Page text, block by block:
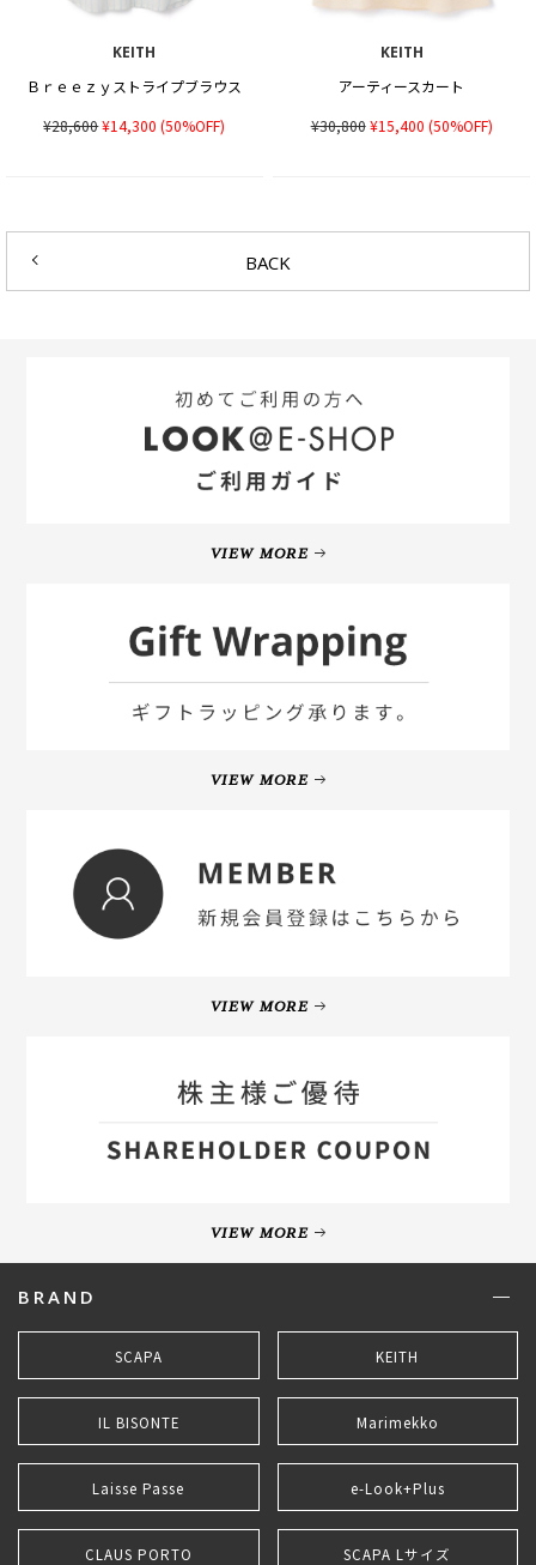
KEITH
Ｂｒｅｅｚｙストライプブラウス
¥28,600¥14,300 (50%OFF)
KEITH
アーティースカート
¥30,800¥15,400 (50%OFF)
BACK
VIEW MORE
VIEW MORE
VIEW MORE
VIEW MORE
BRAND
SCAPA KEITH
IL BISONTE Marimekko
Laisse Passe e-Look+Plus
CLAUS PORTO SCAPA Lサイズ